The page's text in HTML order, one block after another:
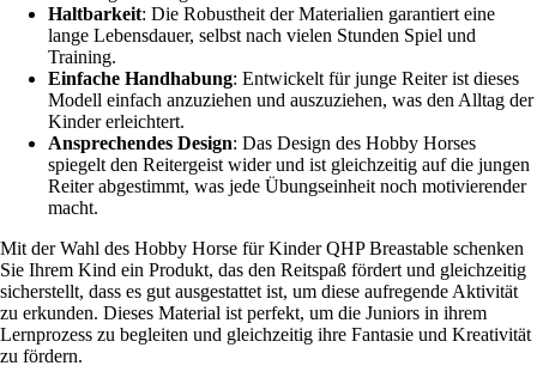
Haltbarkeit: Die Robustheit der Materialien garantiert eine
lange Lebensdauer, selbst nach vielen Stunden Spiel und
Training.
Einfache Handhabung: Entwickelt für junge Reiter ist dieses
Modell einfach anzuziehen und auszuziehen, was den Alltag der
Kinder erleichtert.
Ansprechendes Design: Das Design des Hobby Horses
spiegelt den Reitergeist wider und ist gleichzeitig auf die jungen
Reiter abgestimmt, was jede Übungseinheit noch motivierender
macht.
Mit der Wahl des Hobby Horse für Kinder QHP Breastable schenken
Sie Ihrem Kind ein Produkt, das den Reitspaß fördert und gleichzeitig
sicherstellt, dass es gut ausgestattet ist, um diese aufregende Aktivität
zu erkunden. Dieses Material ist perfekt, um die Juniors in ihrem
Lernprozess zu begleiten und gleichzeitig ihre Fantasie und Kreativität
zu fördern.